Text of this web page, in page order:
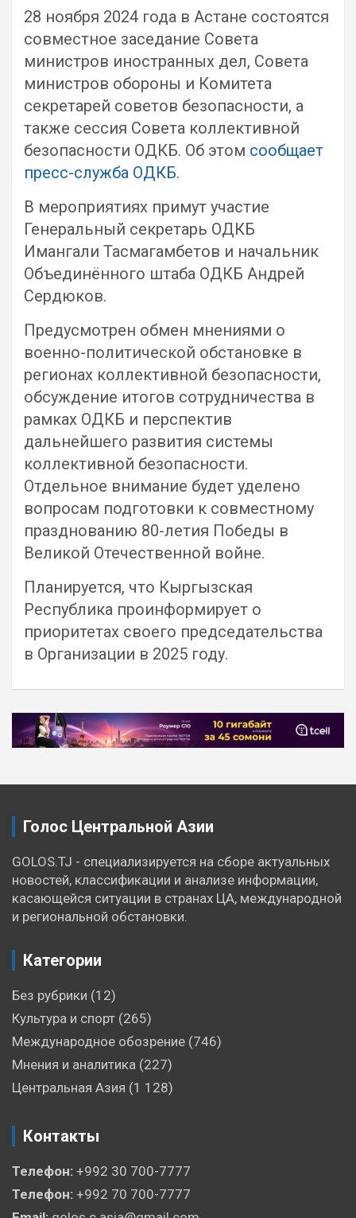
28 ноября 2024 года в Астане состоятся
совместное заседание Совета
министров иностранных дел, Совета
министров обороны и Комитета
секретарей советов безопасности, а
также сессия Совета коллективной
безопасности ОДКБ. Об этом сообщает
пресс-служба ОДКБ.
В мероприятиях примут участие
Генеральный секретарь ОДКБ
Имангали Тасмагамбетов и начальник
Объединённого штаба ОДКБ Андрей
Сердюков.
Предусмотрен обмен мнениями о
военно-политической обстановке в
регионах коллективной безопасности,
обсуждение итогов сотрудничества в
рамках ОДКБ и перспектив
дальнейшего развития системы
коллективной безопасности.
Отдельное внимание будет уделено
вопросам подготовки к совместному
празднованию 80-летия Победы в
Великой Отечественной войне.
Планируется, что Кыргызская
Республика проинформирует о
приоритетах своего председательства
в Организации в 2025 году.
Навигация
по
Голос Центральной Азии
GOLOS.TJ - специализируется на сборе актуальных
новостей, классификации и анализе информации,
касающейся ситуации в странах ЦА, международной
и региональной обстановки.
Категории
Без рубрики (12)
Культура и спорт (265)
Международное обозрение (746)
Мнения и аналитика (227)
Центральная Азия (1 128)
Контакты
Телефон: +992 30 700-7777
Телефон: +992 70 700-7777